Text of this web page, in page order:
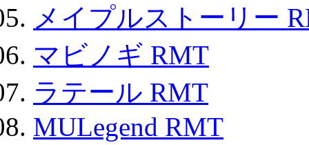
メイプルストーリー
マビノギ RMT
ラテール RMT
MULegend RMT